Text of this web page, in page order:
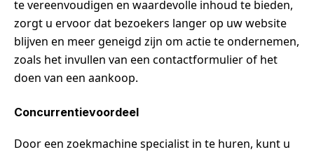
te vereenvoudigen en waardevolle inhoud te bieden,
zorgt u ervoor dat bezoekers langer op uw website
blijven en meer geneigd zijn om actie te ondernemen,
zoals het invullen van een contactformulier of het
doen van een aankoop.
Concurrentievoordeel
Door een zoekmachine specialist in te huren, kunt u